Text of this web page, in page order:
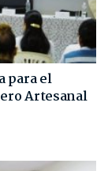
para el
Artesanal